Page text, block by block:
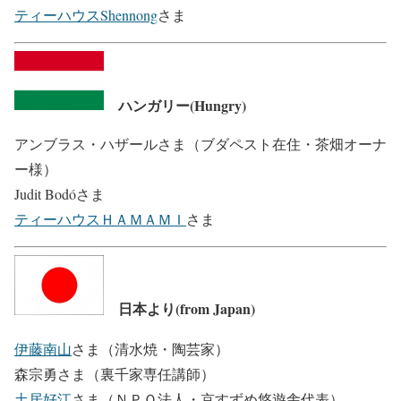
ティーハウスShennongさま
ハンガリー(Hungry)
アンブラス・ハザールさま（ブダペスト在住・茶畑オーナ
ー様）
Judit Bodóさま
ティーハウスＨＡＭＡＭＩ さま
日本より(from Japan)
伊藤南山さま（清水焼・陶芸家）
森宗勇さま（裏千家専任講師）